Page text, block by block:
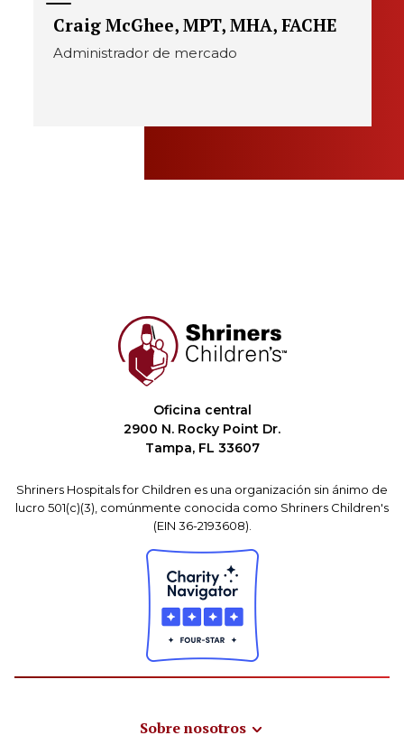
Craig McGhee, MPT, MHA, FACHE
Administrador de mercado
Oficina central
2900 N. Rocky Point Dr.
Tampa, FL 33607
Shriners Hospitals for Children es una organización sin ánimo de
lucro 501(c)(3), comúnmente conocida como Shriners Children's
(EIN 36-2193608).
Sobre nosotros